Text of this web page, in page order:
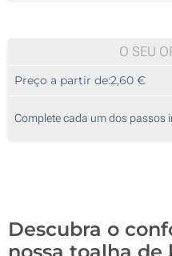
20
50
O SEU
Preço a partir de:2,60 €
Complete cada um dos passos
Descubra o